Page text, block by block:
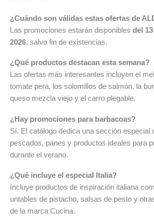
¿Cuándo son válidas estas ofertas de
Las promociones estarán disponibles del
2026, salvo fin de existencias.
¿Qué productos destacan esta semana?
Las ofertas más interesantes incluyen el
tomate pera, los solomillos de salmón, la
queso mezcla viejo y el carro plegable.
¿Hay promociones para barbacoas?
Sí. El catálogo dedica una sección especial
pescados, panes y productos ideales para
durante el verano.
¿Qué incluye el especial Italia?
Incluye productos de inspiración italiana
untables de pistacho, salsas de pesto y
de la marca Cucina.